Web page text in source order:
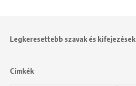
Legkeresettebb szavak és kifejezések
Címkék